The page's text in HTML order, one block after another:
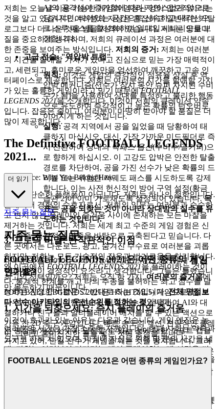
AI의 공격성이 증가함에 따라 자연스럽게 앞으로
당겨지면, 비어있는 공간으로 신속하고 대각선으
로 스루 패스를 활성화하여 일대일 시나리오를 보
장합니다.
고급 전술: "역압박 트랩"
원칙:이것은 게임의 즉각적인 점유율 상실 후 역
압박 메커니즘(선수가 잠시 동안 슈퍼 차지된 수비
수가 됨)을 사용하여 상대를 특정하고 불리한 행동
으로 유도하여 즉각적이고 높은 확률의 턴오버로
이어지게 하는 것입니다.
실행:공격 지역에서 공을 잃었을 때 당황하여 태
클하지 마십시오. 대신, 가장 가까운 미드필더로 즉
시 전환하여 상대의백패스 옵션(수비수/골키퍼)으
로 향하게 하십시오. 이 고강도 압박은 안전한 탈출
경로를 차단하여, 공을 가진 선수가 낮은 확률의 드
리블 또는 위험한 저궤도 패스를 시도하도록 강제
합니다. 이는 사전 헌신적인 방어 구역 설정(황금
습관 2)이 이미 가로채도록 설정되어 있습니다.목
표는 공을 되찾는 것이 아니라 상대방의 실수를 유
도하는 것입니다.
3. 프로의 비밀: 반직관적인 이점
대부분의 플레이어는FOOTBALL LEGENDS 2021에서팀 선
택과 별점이 결정적인 요소라고 생각합니다. 그들은 틀렸습니
다. 통계적 한계를 깨고 타의 추종을 불허하는 최고 점수를 달
성하는 진정한 비결은 그 반대로 하는 것입니다.전체 평점보
다 선수 아키타입의 우선순위를 정하는 것입니다.
이것이 효과가 있는 이유는 다음과 같습니다. 게임 엔진은 높
은 평점을 가진 선수가 달성할 수 있는 것에 대한 소프트 캡을
가지고 있어, 단일 선수가 게임을 깨는 것을 방지합니다. 그러
나 **하위 엘리트 평점(85-88 OVR)**을 가지고 특정하고 높은
영향을 미치는 아키타입(예: "딥 라잉 플레이메이커" 또는 "타
겟맨")을 가진 선수는 쓰여지지 않은 상황별 성능 보너스를 발
95점 공격수는 안정적으로 득점하지만, 88점 "타겟
저희는 오늘날 이용 가능한 게임의 엄청난 양이 압도적이라는
것을 알고 있습니다. 여러분의 지성은 혼잡하고 일반적인 카탈
로그보다 더 나은 것을 받을 자격이 있습니다. 저희는 양보다
질을 중요하게 생각하며, 저희의 큐레이션 과정은 여러분에 대
한 존중을 보여주는 방식입니다. 저희의 증거: 저희는 여러분
의 시간을 할애할 가치가 있다고 진심으로 믿는 가장 매력적이
고, 세련되고, 흥미로운 게임만을 엄선하여 깨끗하고 고속 인
터페이스로 제공합니다. 저희는 여러분의 시간을 할애할 가치
가 있는 훌륭한 게임이라고 믿기 때문에FOOTBALL
LEGENDS 2021을 소개합니다. 이것이 저희의 큐레이션 약속
입니다. 잡음은 줄이고, 여러분이 마땅히 받아야 할 품질은 더
많이 제공합니다.
The Definitive FOOTBALL LEGENDS
2021...
Experience: Why You Belong Here
저희는 단순한 플랫폼이 아닙니다. 저희는 하나의 철학입니다.
플레이어 경험의 수호자로서, 저희의 임무는 여러분과 순수하
고 변치 않는 플레이의 즐거움 사이에 존재하는 모든 마찰을
제거하는 것입니다. 저희는 세계 최고 수준의 게임 경험은 신
뢰, 존중, 즉각적인 만족을 바탕으로 구축된다고 믿습니다. 다
른 곳에서는 다운로드, 광고, 숨겨진 수수료로 여러분을 괴롭
히지만, 저희는 모든 기술적인 잡음과 번거로움을 처리합니다.
왜 이곳에서 FOOTBALL LEGENDS 2021을 플레이하는 것이
최고의 선택일까요? 저희는 오직 한 가지,여러분의 즐거움에
만 몰두하기 때문입니다.
1. 시간을 되찾으세요: 즉시 플레이의 즐거움
여러분의 시간은 가장 소중한 자원입니다. 현대 사회는 약속과
요구로 가득 차 있으며, 마침내 자신을 위해 몇 분의 시간을 낼
때, 저희는 여러분이 기다리는 대신 플레이하는 데 시간을 써
야 한다고 생각합니다. 저희는 설치라는 지루하고 구식 과정을
을 플레이하고 싶을 때, 몇 초 만에
더 읽기
자주 묻는 질문
자주 묻는 질문
FOOTBALL LEGENDS 2021은 어떤 종류의 게임
인가요?
FOOTBALL LEGENDS 2021은 H5 (HTML5) 게임으로, 웹 브
라우저에서 직접 실행됩니다. 팀과 선수를 선택하여 AI와 대
결하거나 친구들과 멀티플레이어 매치를 할 수 있는 액션으로
가득 찬 2D 축구 게임입니다. 빠른 속도의 액션, 전략적인 플레
이, 그리고 흥미진진한 골을 넣는 것에 중점을 둡니다.
FOOTBALL LEGENDS 2021은 어떤 종류의 게임인가요?